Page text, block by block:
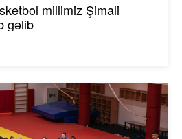
millimiz Şimali
gəlib